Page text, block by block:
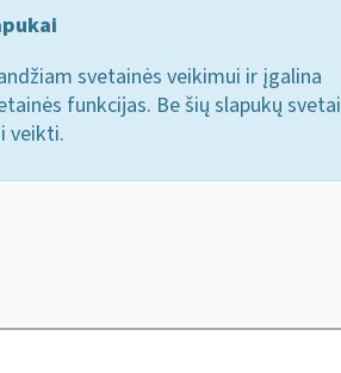
svetainės veikimui ir įgalina
funkcijas. Be šių slapukų
veikti.